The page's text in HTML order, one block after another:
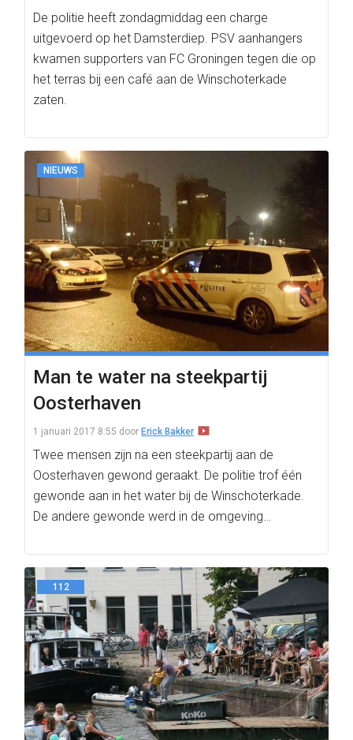
De politie heeft zondagmiddag een charge
uitgevoerd op het Damsterdiep. PSV aanhangers
kwamen supporters van FC Groningen tegen die op
het terras bij een café aan de Winschoterkade
zaten.
NIEUWS
Man te water na steekpartij
Oosterhaven
1 januari 2017 8:55 door Erick Bakker
Twee mensen zijn na een steekpartij aan de
Oosterhaven gewond geraakt. De politie trof één
gewonde aan in het water bij de Winschoterkade.
De andere gewonde werd in de omgeving…
112